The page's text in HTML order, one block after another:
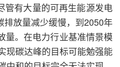
管有大量的可再生能源发电
排放量减少缓慢，到2050年
量。在电力行业基准情景模
现碳达峰的目标可能勉强能